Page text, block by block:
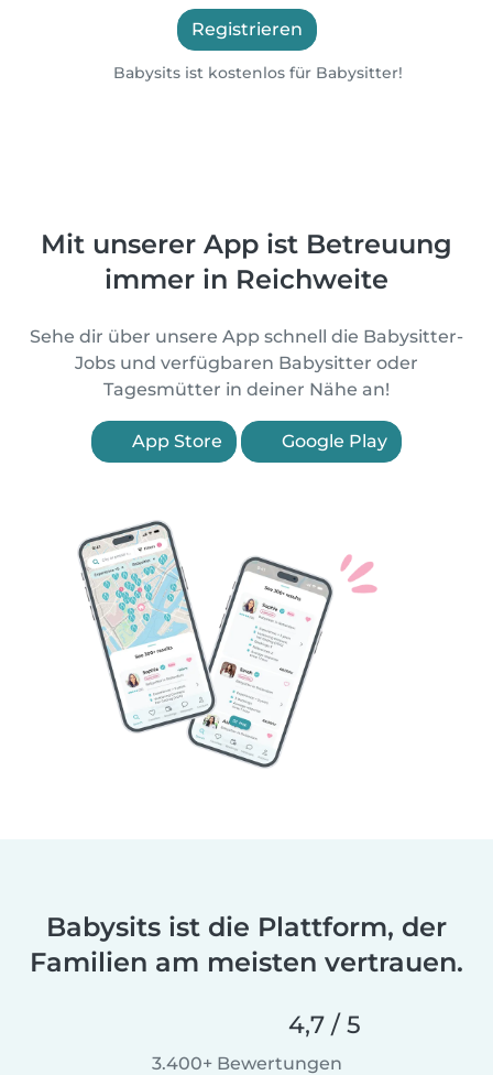
Registrieren
Babysits ist kostenlos für Babysitter!
Mit unserer App ist Betreuung
immer in Reichweite
Sehe dir über unsere App schnell die Babysitter-
Jobs und verfügbaren Babysitter oder
Tagesmütter in deiner Nähe an!
App Store Google Play
Babysits ist die Plattform, der
Familien am meisten vertrauen.
4,7 / 5
3.400+ Bewertungen